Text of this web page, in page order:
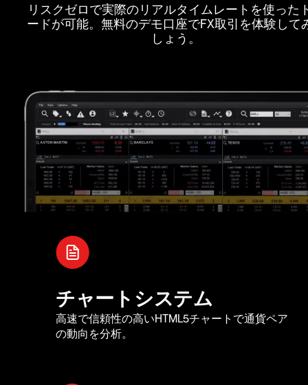
リスクゼロで実際のリアルタイムレートを使った
ードが可能。無料のデモ口座でFX取引を体験して
しょう。
チャートシステム
高速で信頼性の高いHTML5チャートで通貨ペア
の動向を分析。